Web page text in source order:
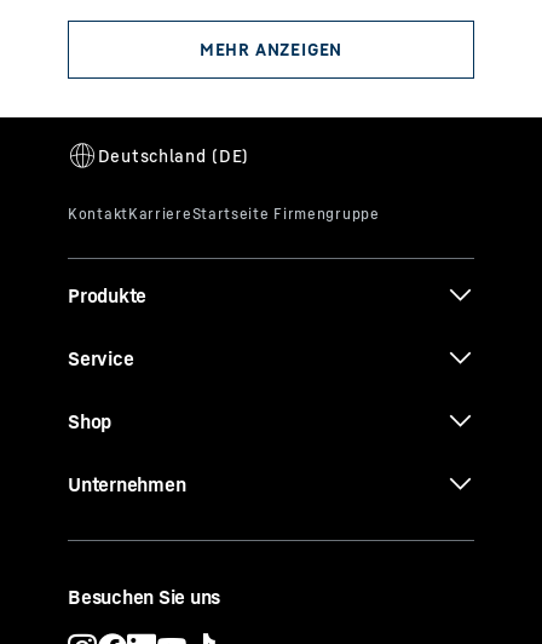
Produkte
Service
Shop
Unternehmen
Besuchen Sie uns